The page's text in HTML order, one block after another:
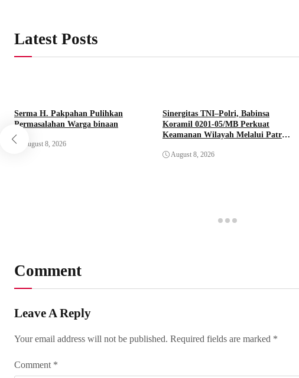
Latest Posts
Serma H. Pakpahan Pulihkan
Permasalahan Warga binaan
August 8, 2026
Sinergitas TNI–Polri, Babinsa
Koramil 0201-05/MB Perkuat
Keamanan Wilayah Melalui Patroli
August 8, 2026
Comment
Leave A Reply
Your email address will not be published. Required fields are marked *
Comment *